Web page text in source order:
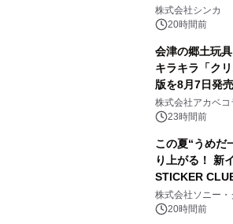
日間開催 ～夏
会、大学芋ス
株式会社シンカ
20時間前
会津の郷土玩
キラキラ「ク
版を8月7日発売
株式会社アカベコ
23時間前
この夏“うめだ
り上がる！ 新
STICKER
評阪急の「う
ィバル」、 グ
株式会社ソニー
20時間前